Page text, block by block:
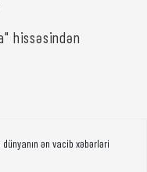
hissəsindən
ən vacib xəbərləri